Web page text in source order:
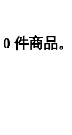
0 件商品。